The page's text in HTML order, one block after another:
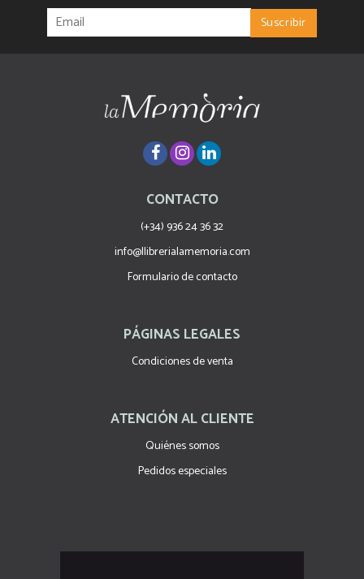
CONTACTO
(+34) 936 24 36 32
info@llibrerialamemoria.com
Formulario de contacto
PÁGINAS LEGALES
Condiciones de venta
ATENCIÓN AL CLIENTE
Quiénes somos
Pedidos especiales